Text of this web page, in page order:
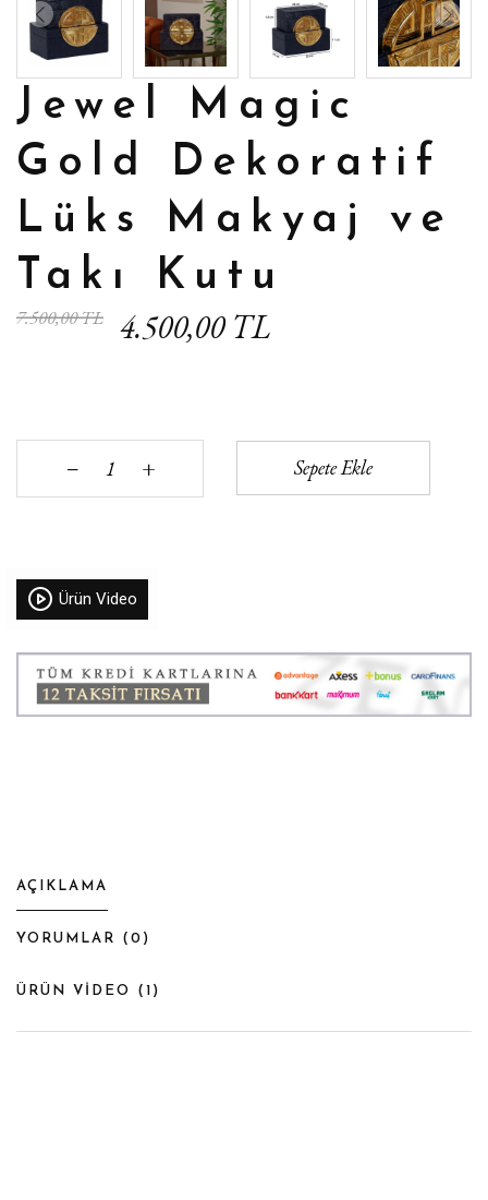
Jewel Magic
Gold Dekoratif
Lüks Makyaj ve
Takı Kutu
7.500,00 TL 4.500,00 TL
‒ + Sepete Ekle
Ürün Video
AÇIKLAMA
YORUMLAR ( 0 )
ÜRÜN VİDEO ( 1 )